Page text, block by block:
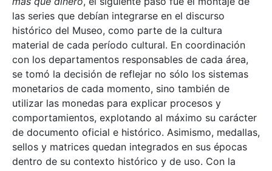
las series que debían integrarse en el discurso
histórico del Museo, como parte de la cultura
material de cada período cultural. En coordinación
con los departamentos responsables de cada área,
se tomó la decisión de reflejar no sólo los sistemas
monetarios de cada momento, sino también de
utilizar las monedas para explicar procesos y
comportamientos, explotando al máximo su carácter
de documento oficial e histórico. Asimismo, medallas,
sellos y matrices quedan integrados en sus épocas
dentro de su contexto histórico y de uso. Con la